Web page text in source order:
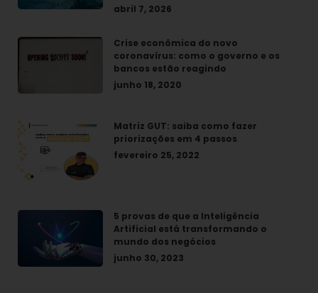
abril 7, 2026
Crise econômica do novo
coronavírus: como o governo e os
bancos estão reagindo
junho 18, 2020
Matriz GUT: saiba como fazer
priorizações em 4 passos
fevereiro 25, 2022
5 provas de que a Inteligência
Artificial está transformando o
mundo dos negócios
junho 30, 2023